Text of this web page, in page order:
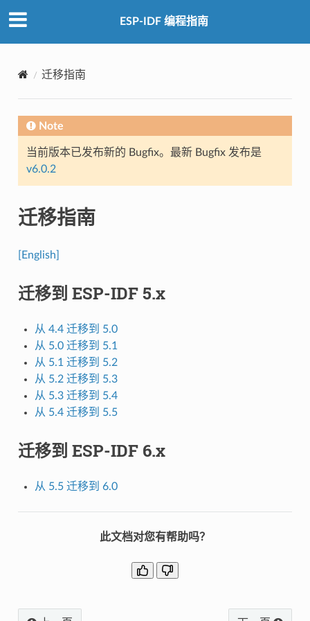
ESP-IDF 编程指南
迁移指南
Note
当前版本已发布新的 Bugfix。最新 Bugfix 发布是
v6.0.2
迁移指南
[English]
迁移到 ESP-IDF 5.x
从 4.4 迁移到 5.0
从 5.0 迁移到 5.1
从 5.1 迁移到 5.2
从 5.2 迁移到 5.3
从 5.3 迁移到 5.4
从 5.4 迁移到 5.5
迁移到 ESP-IDF 6.x
从 5.5 迁移到 6.0
此文档对您有帮助吗？